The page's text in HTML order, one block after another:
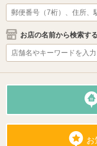
お店の名前から検索する
お